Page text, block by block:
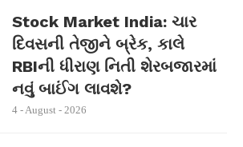
Stock Market India: ચાર
દિવસની તેજીને બ્રેક, કાલે
RBIની ધીરાણ નિતી શેરબજારમાં
નવું બાઈંગ લાવશે?
4 - August - 2026